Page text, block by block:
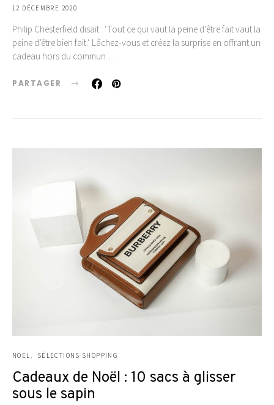
12 DÉCEMBRE 2020
Philip Chesterfield disait : ‘Tout ce qui vaut la peine d’être fait vaut la
peine d’être bien fait.‘ Lâchez-vous et créez la surprise en offrant un
cadeau hors du commun…
PARTAGER
NOËL SÉLECTIONS SHOPPING
Cadeaux de Noël : 10 sacs à glisser
sous le sapin